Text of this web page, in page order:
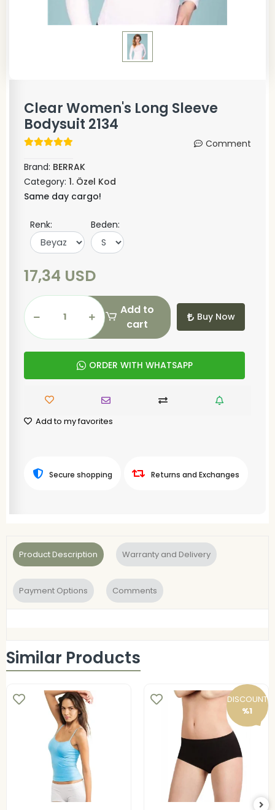
Clear Women's Long Sleeve
Bodysuit 2134
Comment
Brand: BERRAK
Category: 1. Özel Kod
Same day cargo!
Renk: Beden:
17,34 USD
Add to
cart
Buy Now
ORDER WITH WHATSAPP
Add to my favorites
Secure shopping Returns and Exchanges
Product Description Warranty and Delivery
Payment Options Comments
Similar Products
DISCOUNT
%1